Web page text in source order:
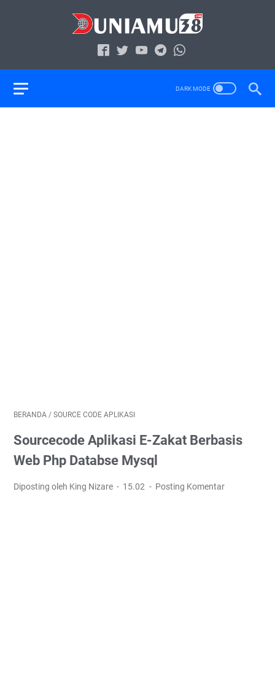
BERANDA / SOURCE CODE APLIKASI
Sourcecode Aplikasi E-Zakat Berbasis
Web Php Databse Mysql
Diposting oleh King Nizare 15.02 Posting Komentar